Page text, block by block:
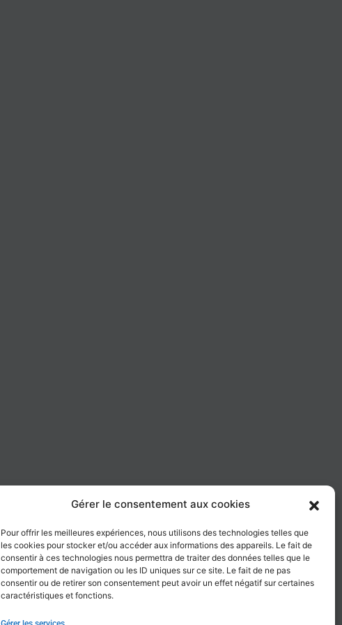
Gérer le consentement aux cookies
Pour offrir les meilleures expériences, nous utilisons des technologies telles que
les cookies pour stocker et/ou accéder aux informations des appareils. Le fait de
consentir à ces technologies nous permettra de traiter des données telles que le
comportement de navigation ou les ID uniques sur ce site. Le fait de ne pas
consentir ou de retirer son consentement peut avoir un effet négatif sur certaines
caractéristiques et fonctions.